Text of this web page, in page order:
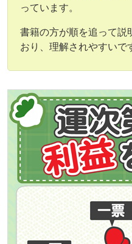
っています。
書籍の方が順を追って説
おり、理解されやすいで